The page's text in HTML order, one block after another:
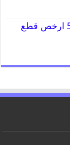
قطع غيار دودج 55818355 ارخص قطع